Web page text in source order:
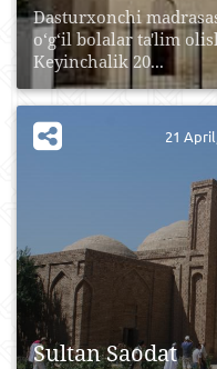
Dasturxonchi
o‘g‘il bolalar ta'lim
Keyinchalik 20...
Sultan Saodat
21